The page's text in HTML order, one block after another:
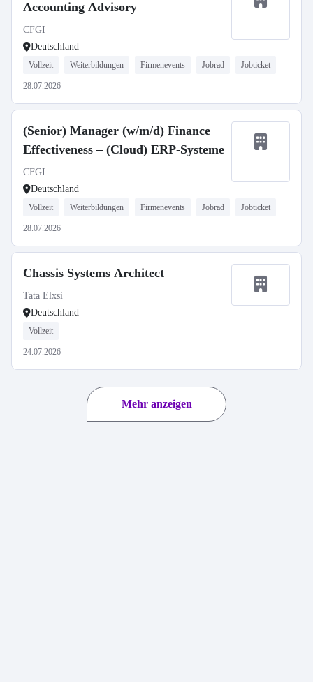
Accounting Advisory
CFGI
Deutschland
Vollzeit Weiterbildungen Firmenevents Jobrad Jobticket
28.07.2026
(Senior) Manager (w/m/d) Finance
Effectiveness – (Cloud) ERP-Systeme
CFGI
Deutschland
Vollzeit Weiterbildungen Firmenevents Jobrad Jobticket
28.07.2026
Chassis Systems Architect
Tata Elxsi
Deutschland
Vollzeit
24.07.2026
Mehr anzeigen